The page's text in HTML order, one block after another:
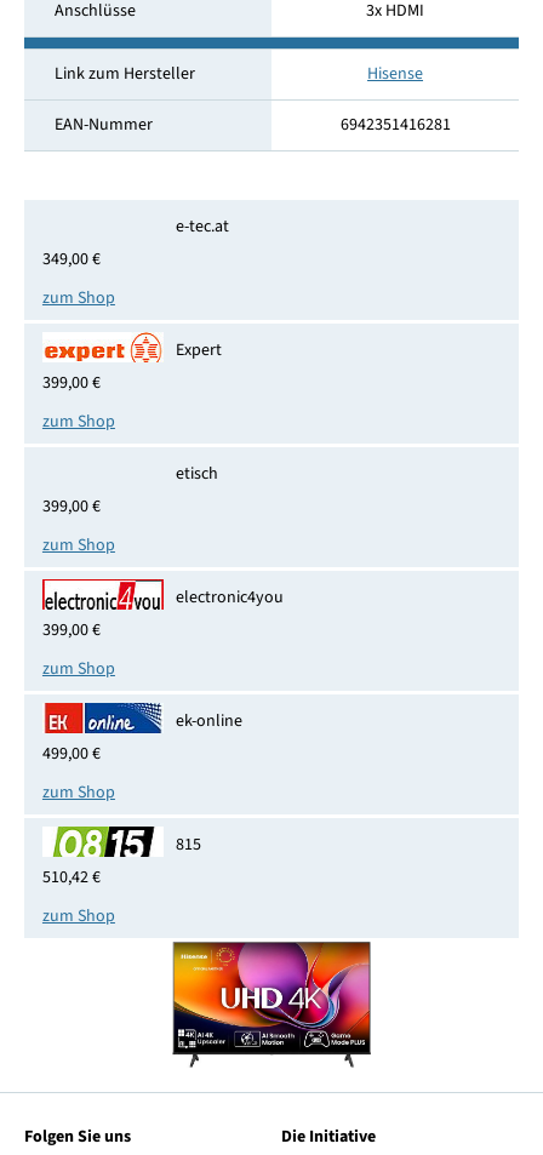
Anschlüsse 3x HDMI
Link zum Hersteller Hisense
EAN-Nummer 6942351416281
e-tec.at
349,00 €
zum Shop
Expert
399,00 €
zum Shop
etisch
399,00 €
zum Shop
electronic4you
399,00 €
zum Shop
ek-online
499,00 €
zum Shop
815
510,42 €
zum Shop
Folgen Sie uns
Die Initiative